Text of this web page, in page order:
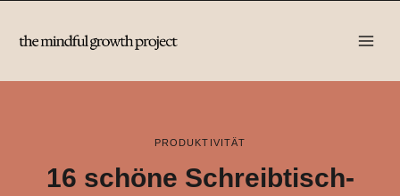
Inhalt
PRODUKTIVITÄT
16 schöne Schreibtisch-